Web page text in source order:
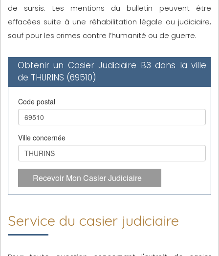
de sursis. Les mentions du bulletin peuvent être
effacées suite à une réhabilitation légale ou judiciaire,
sauf pour les crimes contre l’humanité ou de guerre.
Obtenir un Casier Judiciaire B3 dans la ville
de THURINS (69510)
Code postal
Ville concernée
Recevoir Mon Casier Judiciaire
Service du casier judiciaire